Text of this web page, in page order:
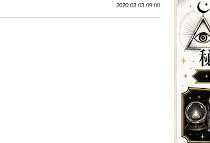
2020.03.03 09:00